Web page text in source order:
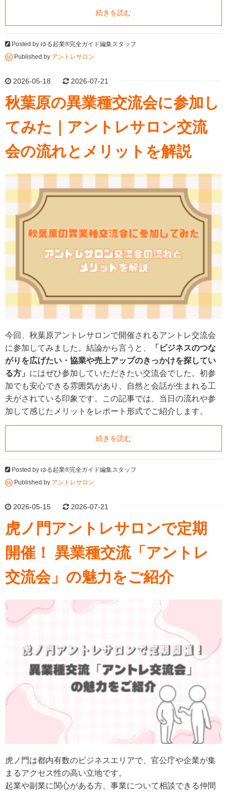
続きを読む
Posted by ゆる起業®完全ガイド編集スタッフ
Published by アントレサロン
2026-05-18 2026-07-21
秋葉原の異業種交流会に参加し
てみた｜アントレサロン交流
会の流れとメリットを解説
今回、秋葉原アントレサロンで開催されるアントレ交流会
に参加してみました。結論から言うと、
「ビジネスのつな
がりを広げたい・協業や売上アップのきっかけを探してい
る方」 にはぜひ参加していただきたい交流会でした。初参
加でも安心できる雰囲気があり、自然と会話が生まれる工
夫がされている印象です。この記事では、当日の流れや参
加して感じたメリットをレポート形式でご紹介します。
続きを読む
Posted by ゆる起業®完全ガイド編集スタッフ
Published by アントレサロン
2026-05-15 2026-07-21
虎ノ門アントレサロンで定期
開催！ 異業種交流「アントレ
交流会」の魅力をご紹介
虎ノ門は都内有数のビジネスエリアで、官公庁や企業が集
まるアクセス性の高い立地です。
起業や副業に関心がある方、事業について相談できる仲間